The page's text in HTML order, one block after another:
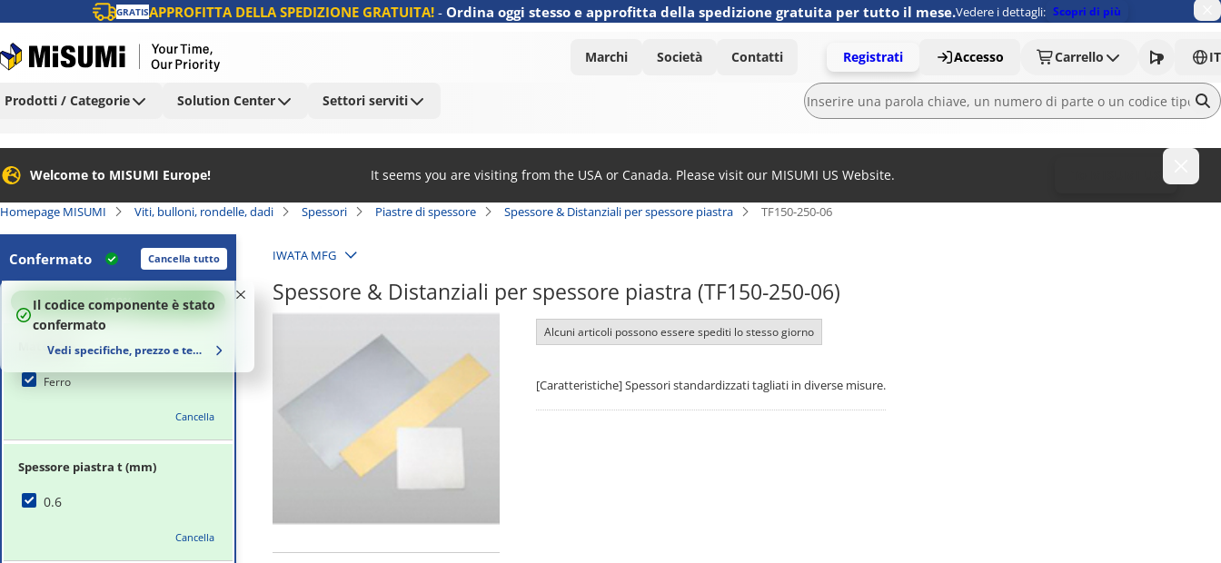
GRATISAPPROFITTA DELLA SPEDIZIONE GRATUITA! - Ordina oggi stesso e approfitta della spedizione gratuita per tutto il mese.Vedere i dettagli: Scopri di più
Marchi Società Contatti Registrati Accesso Carrello IT
Prodotti / Categorie Solution Center Settori serviti
Welcome to MISUMI Europe! It seems you are visiting from the USA or Canada. Please visit our MISUMI US Website.
Homepage MISUMI Viti, bulloni, rondelle, dadi Spessori Piastre di spessore Spessore & Distanziali per spessore piastra TF150-250-06
Confermato Cancella tutto
100%
Il codice componente è stato
confermato
Vedi specifiche, prezzo e tempi di consegna
Materiale
Ferro
Cancella
Spessore piastra t (mm)
0.6
Cancella
IWATA MFG
Spessore & Distanziali per spessore piastra (TF150-250-06)
Alcuni articoli possono essere spediti lo stesso giorno
[Caratteristiche] Spessori standardizzati tagliati in diverse misure.